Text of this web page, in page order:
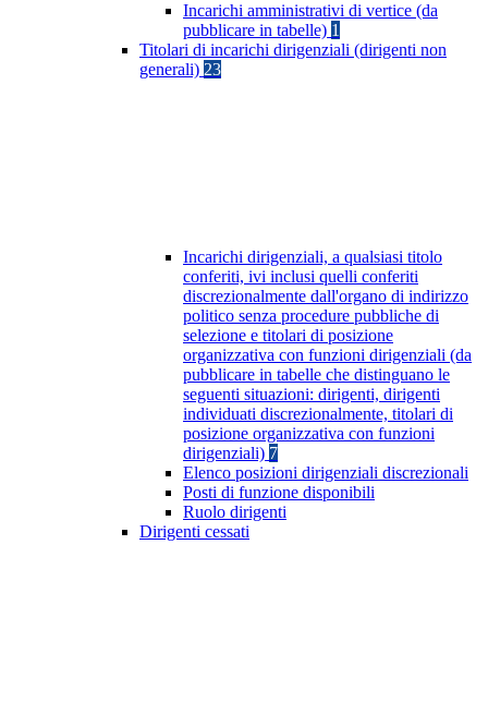
Incarichi amministrativi di vertice (da
pubblicare in tabelle) 1
Titolari di incarichi dirigenziali (dirigenti non
generali) 23
Incarichi dirigenziali, a qualsiasi titolo
conferiti, ivi inclusi quelli conferiti
discrezionalmente dall'organo di indirizzo
politico senza procedure pubbliche di
selezione e titolari di posizione
organizzativa con funzioni dirigenziali (da
pubblicare in tabelle che distinguano le
seguenti situazioni: dirigenti, dirigenti
individuati discrezionalmente, titolari di
posizione organizzativa con funzioni
dirigenziali) 7
Elenco posizioni dirigenziali discrezionali
Posti di funzione disponibili
Ruolo dirigenti
Dirigenti cessati